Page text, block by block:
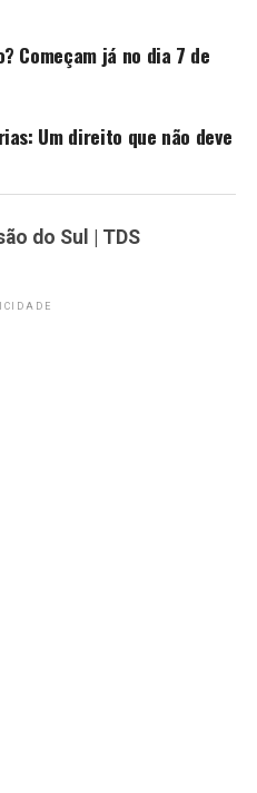
Começam já no dia 7 de
Um direito que não deve
do Sul | TDS